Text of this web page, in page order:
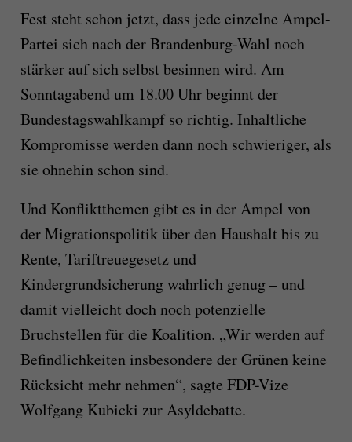
Fest steht schon jetzt, dass jede einzelne Ampel-
Partei sich nach der Brandenburg-Wahl noch
stärker auf sich selbst besinnen wird. Am
Sonntagabend um 18.00 Uhr beginnt der
Bundestagswahlkampf so richtig. Inhaltliche
Kompromisse werden dann noch schwieriger, als
sie ohnehin schon sind.
Und Konfliktthemen gibt es in der Ampel von
der Migrationspolitik über den Haushalt bis zu
Rente, Tariftreuegesetz und
Kindergrundsicherung wahrlich genug – und
damit vielleicht doch noch potenzielle
Bruchstellen für die Koalition. „Wir werden auf
Befindlichkeiten insbesondere der Grünen keine
Rücksicht mehr nehmen“, sagte FDP-Vize
Wolfgang Kubicki zur Asyldebatte.